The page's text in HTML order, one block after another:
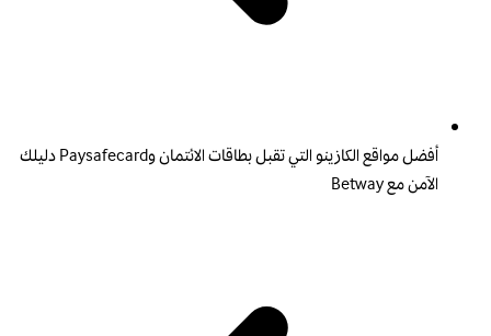
أفضل مواقع الكازينو التي تقبل بطاقات الائتمان وPaysafecard دليلك
الآمن مع Betway